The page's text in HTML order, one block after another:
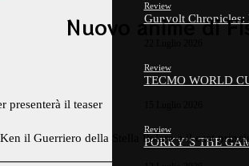
Review
Gunvolt
Review
TECMO WORLD
Review
PORKY’S THE
Nuovo anime di
presenterà il teaser
il Guerriero della Stella Polare e il cast